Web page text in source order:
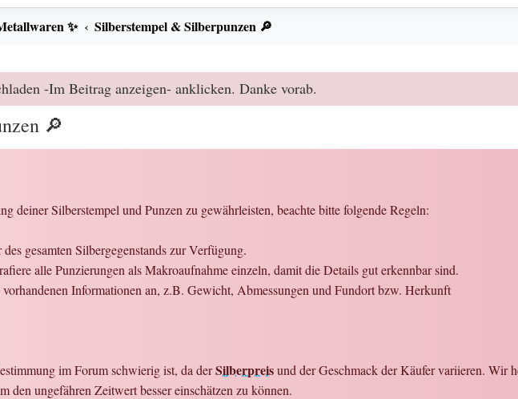
✨ Silberstempel & Silberpunzen 🔎
-Im Beitrag anzeigen- anklicken. Danke vorab.
🔎
deiner Silberstempel und Punzen zu gewährleisten, beachte bitte folgende Regeln:
gesamten Silbergegenstands zur Verfügung.
alle Punzierungen als Makroaufnahme einzeln, damit die Details gut erkennbar sind.
Informationen an, z.B. Gewicht, Abmessungen und Fundort bzw. Herkunft
im Forum schwierig ist, da derSilberpreisund der Geschmack der Käufer variieren. Wir
den ungefähren Zeitwert besser einschätzen zu können.